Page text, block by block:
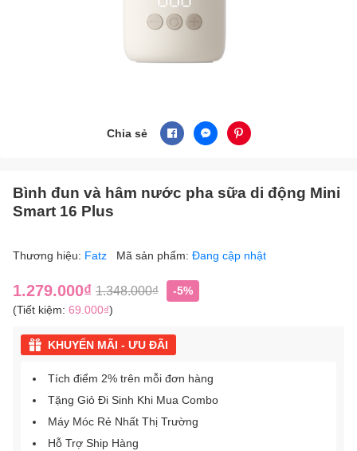
Chia sẻ
Bình đun và hâm nước pha sữa di động Mini
Smart 16 Plus
Thương hiệu: Fatz Mã sản phẩm: Đang cập nhật
1.279.000₫ 1.348.000₫
-5%
(Tiết kiệm: 69.000₫)
KHUYẾN MÃI - ƯU ĐÃI
Tích điểm 2% trên mỗi đơn hàng
Tặng Giỏ Đi Sinh Khi Mua Combo
Máy Móc Rẻ Nhất Thị Trường
Hỗ Trợ Ship Hàng